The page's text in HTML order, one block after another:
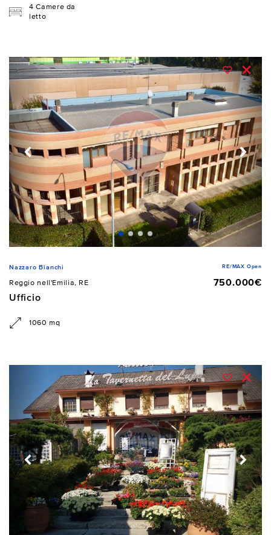
4 Camere da
letto
Nazzaro Bianchi RE/MAX Open
Reggio nell'Emilia, RE
750.000€
Ufficio
1060 mq